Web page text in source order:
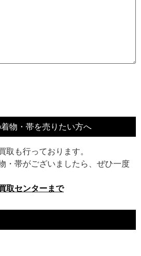
物・帯を売りたい方へ
も行っております。
・帯がございましたら、ぜひ一度
取センターまで